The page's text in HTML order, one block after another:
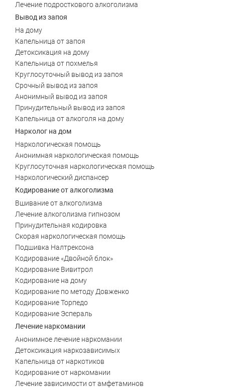
Лечение подросткового алкоголизма
Вывод из запоя
На дому
Капельница от запоя
Детоксикация на дому
Капельница от похмелья
Круглосуточный вывод из запоя
Срочный вывод из запоя
Анонимный вывод из запоя
Принудительный вывод из запоя
Капельница от алкоголя на дому
Нарколог на дом
Наркологическая помощь
Анонимная наркологическая помощь
Круглосуточная наркологическая помощь
Наркологический диспансер
Кодирование от алкоголизма
Вшивание от алкоголизма
Лечение алкоголизма гипнозом
Принудительная кодировка
Скорая наркологическая помощь
Подшивка Налтрексона
Кодирование «Двойной блок»
Кодирование Вивитрол
Кодирование на дому
Кодирование по методу Довженко
Кодирование Торпедо
Кодирование Эспераль
Лечение наркомании
Анонимное лечение наркомании
Детоксикация наркозависимых
Капельница от наркотиков
Кодирование от наркомании
Лечение зависимости от амфетаминов
Я ознакомлен и принимаюусловия работы сайта
Задать вопрос
Я ознакомлен и принимаю
Я ознакомлен и принимаюусловия работы сайта
Я ознакомлен и принимаюусловия работы сайта
Касли Роза
Красногорский
Первомайский
Юрюзань
Локомотивный
Катав-Ивановск Куса
Усть-Катав
Еманжелинск
Аша
Коркино
Южноуральск Сатка
Чебаркуль
Троицк
Копейск
Златоуст Магнитогорск